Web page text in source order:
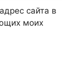
сайта в
моих